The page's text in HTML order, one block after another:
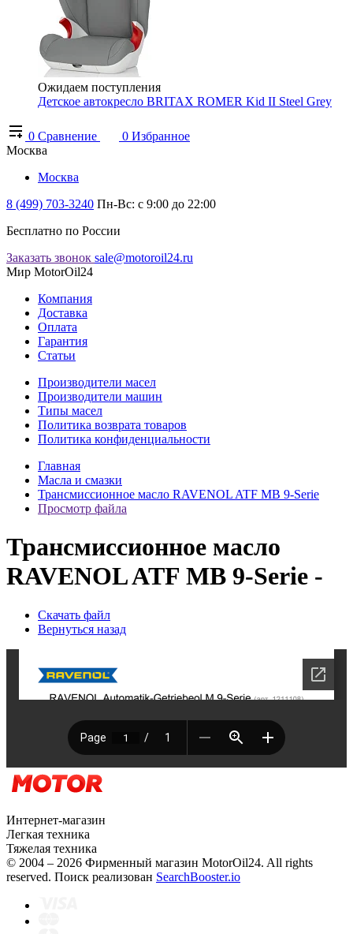
Ожидаем поступления
Детское автокресло BRITAX ROMER Kid II Steel Grey
0 Сравнение 0 Избранное
Москва
Москва
8 (499) 703-3240 Пн-Вс: с 9:00 до 22:00
Бесплатно по России
Заказать звонок sale@motoroil24.ru
Мир MotorOil24
Компания
Доставка
Оплата
Гарантия
Статьи
Производители масел
Производители машин
Типы масел
Политика возврата товаров
Политика конфиденциальности
Главная
Масла и смазки
Трансмиссионное масло RAVENOL ATF MB 9-Serie
Просмотр файла
Трансмиссионное масло
RAVENOL ATF MB 9-Serie -
Скачать файл
Вернуться назад
Интернет-магазин
Легкая техника
Тяжелая техника
© 2004 – 2026 Фирменный магазин MotorOil24. All rights
reserved. Поиск реализован SearchBooster.io